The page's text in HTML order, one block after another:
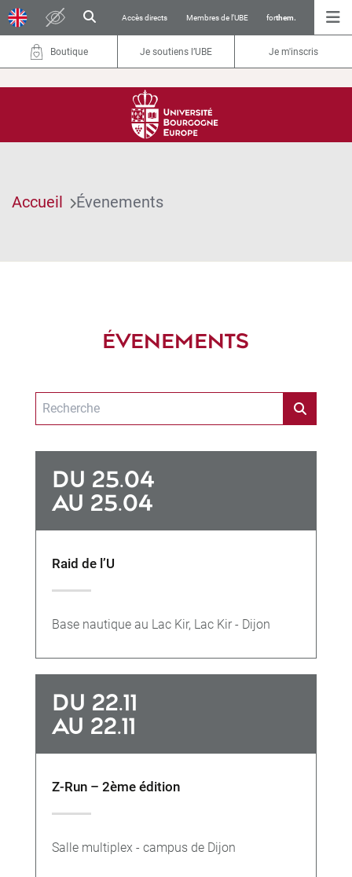
Accès directs Membres de l’UBE forthem.
Boutique Je soutiens l’UBE Je m'inscris
Accueil Évenements
ÉVENEMENTS
DU 25.04
AU 25.04
Raid de l’U
Base nautique au Lac Kir, Lac Kir - Dijon
DU 22.11
AU 22.11
Z-Run – 2ème édition
Salle multiplex - campus de Dijon